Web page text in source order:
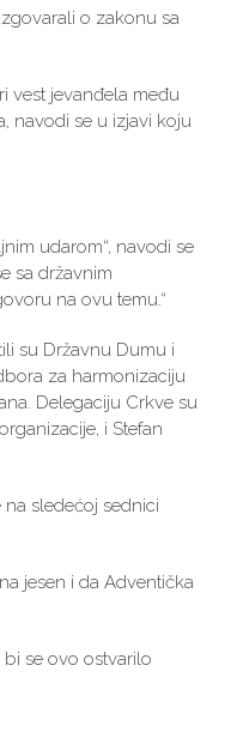
o zakonu sa
vest jevanđela među
navodi se u izjavi koju
udarom“, navodi se
sa državnim
na ovu temu.“
su Državnu Dumu i
za harmonizaciju
Delegaciju Crkve su
i Stefan
sledećoj sednici
jesen i da Adventička
se ovo ostvarilo